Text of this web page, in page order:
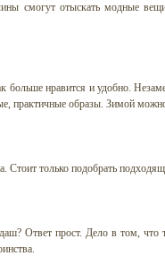
смогут отыскать модные
больше нравится и удобно.
практичные образы. Зимой
Стоит только подобрать
Ответ прост. Дело в том, что